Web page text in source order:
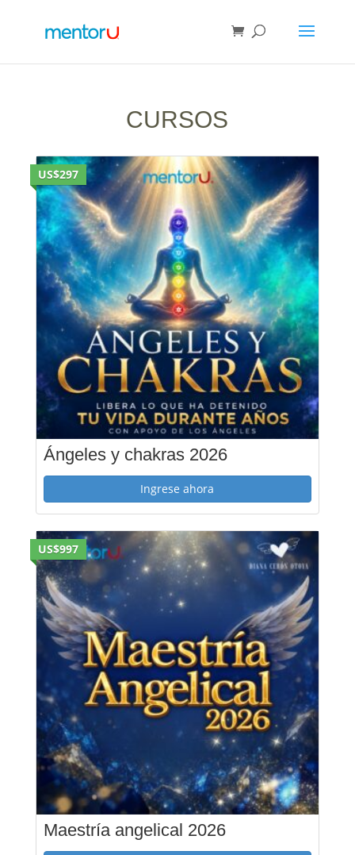
CURSOS
US$297
Ángeles y chakras 2026
Ingrese ahora
US$997
Maestría angelical 2026